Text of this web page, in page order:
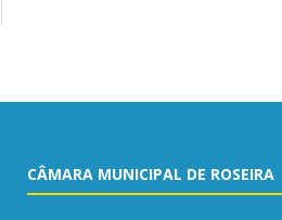
CÂMARA MUNICIPAL DE ROSEIRA